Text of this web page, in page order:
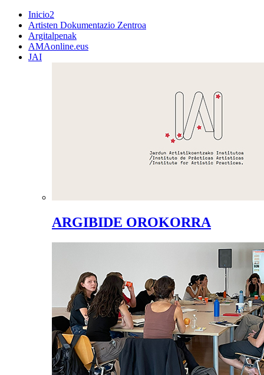
Inicio2
Artisten Dokumentazio Zentroa
Argitalpenak
AMAonline.eus
JAI
ARGIBIDE OROKORRA